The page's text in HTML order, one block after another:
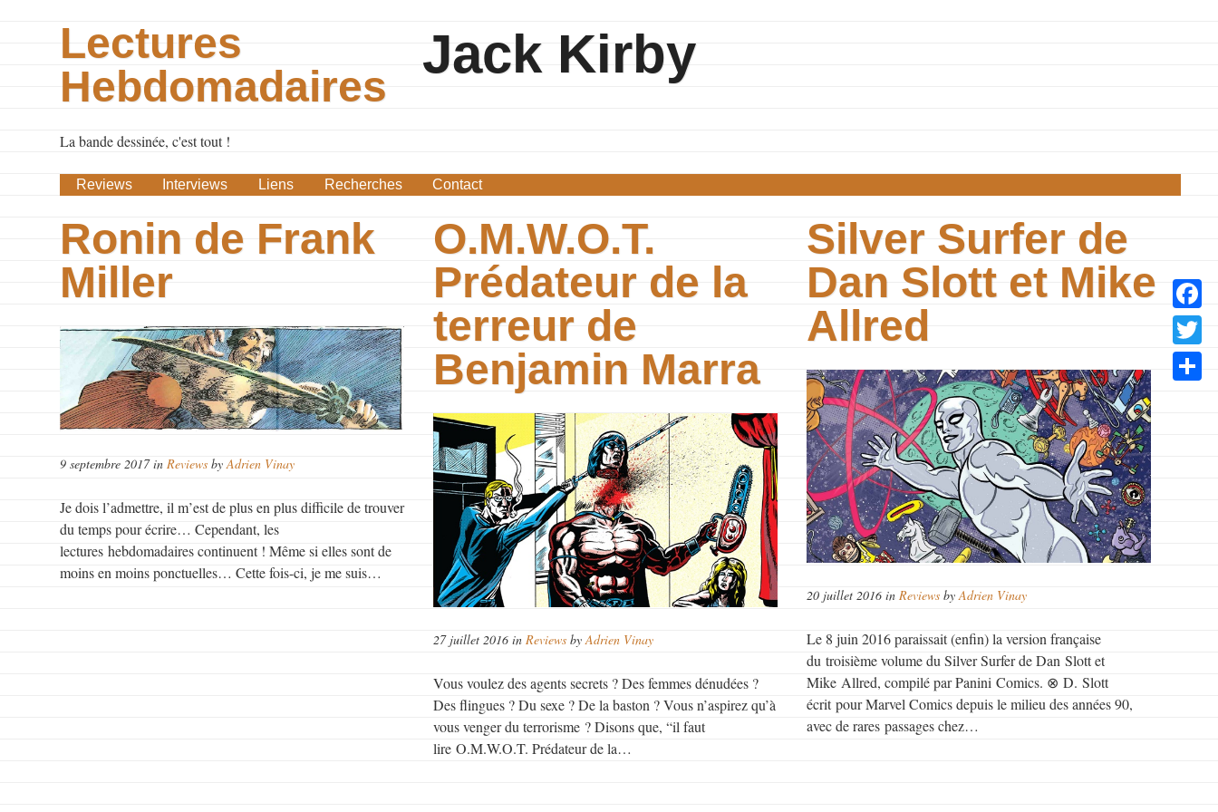
Lectures
Hebdomadaires
La bande dessinée, c'est tout !
Jack Kirby
Reviews Interviews Liens Recherches Contact
Ronin de Frank
Miller
9 septembre 2017 inReviews byAdrien Vinay
Je dois l’admettre, il m’est de plus en plus difficile de trouver
du temps pour écrire… Cependant, les
lectures hebdomadaires continuent ! Même si elles sont de
moins en moins ponctuelles… Cette fois-ci, je me suis…
O.M.W.O.T.
Prédateur de la
terreur de
Benjamin Marra
27 juillet 2016 in Reviews byAdrien Vinay
Vous voulez des agents secrets ? Des femmes dénudées ?
Des flingues ? Du sexe ? De la baston ? Vous n’aspirez qu’à
vous venger du terrorisme ? Disons que, “il faut
lire O.M.W.O.T. Prédateur de la…
Silver Surfer de
Dan Slott et Mike
Allred
20 juillet 2016 inReviews byAdrien Vinay
Le 8 juin 2016 paraissait (enfin) la version française
du troisième volume du Silver Surfer de Dan Slott et
Mike Allred, compilé par Panini Comics. ⊗ D. Slott
écrit pour Marvel Comics depuis le milieu des années 90,
avec de rares passages chez…
Twitter